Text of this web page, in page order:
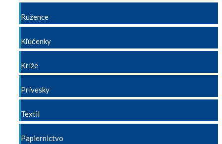
Ružence
Kľúčenky
Kríže
Prívesky
Textil
Papiernictvo